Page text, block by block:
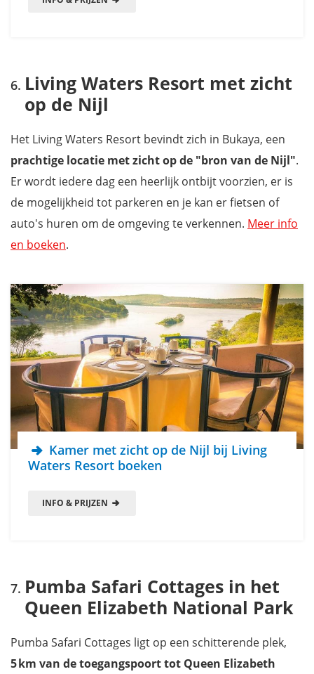
Living Waters Resort met zicht
op de Nijl
Het Living Waters Resort bevindt zich in Bukaya, een
prachtige locatie met zicht op de "bron van de Nijl".
Er wordt iedere dag een heerlijk ontbijt voorzien, er is
de mogelijkheid tot parkeren en je kan er fietsen of
auto's huren om de omgeving te verkennen. Meer info
en boeken.
Kamer met zicht op de Nijl bij Living
Waters Resort boeken
INFO & PRIJZEN
Pumba Safari Cottages in het
Queen Elizabeth National Park
Pumba Safari Cottages ligt op een schitterende plek,
5 km van de toegangspoort tot Queen Elizabeth